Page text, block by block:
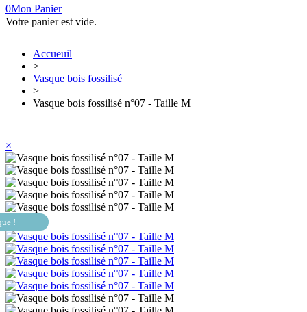
0Mon Panier
Votre panier est vide.
Accueuil
>
Vasque bois fossilisé
>
Vasque bois fossilisé n°07 - Taille M
×
!